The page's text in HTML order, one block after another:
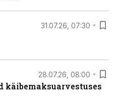
31.07.26, 07:30
28.07.26, 08:00